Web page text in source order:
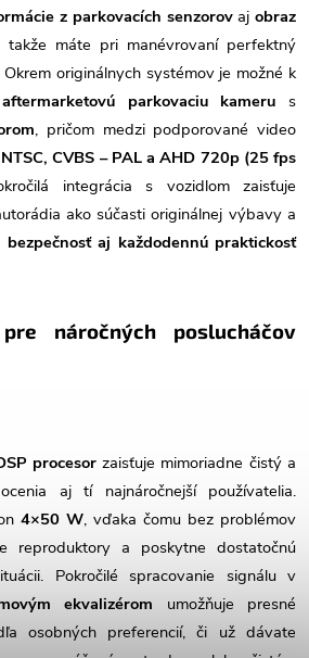
z parkovacích senzorovajobraz
takže máte pri manévrovaní perfektný
originálnych systémov je možné k
aftermarketovú parkovaciu kameru s
, pričom medzi podporované video
CVBS – PAL a AHD 720p (25 fps
integrácia s vozidlom zaisťuje
ako súčasti originálnej výbavy a
bezpečnosť aj každodennú praktickosť
náročných poslucháčov
procesorzaisťuje mimoriadne čistý a
aj tí najnáročnejší používatelia.
4×50 W, vďaka čomu bez problémov
reproduktory a poskytne dostatočnú
Pokročilé spracovanie signálu v
ekvalizérom umožňuje presné
osobných preferencií, či už dávate